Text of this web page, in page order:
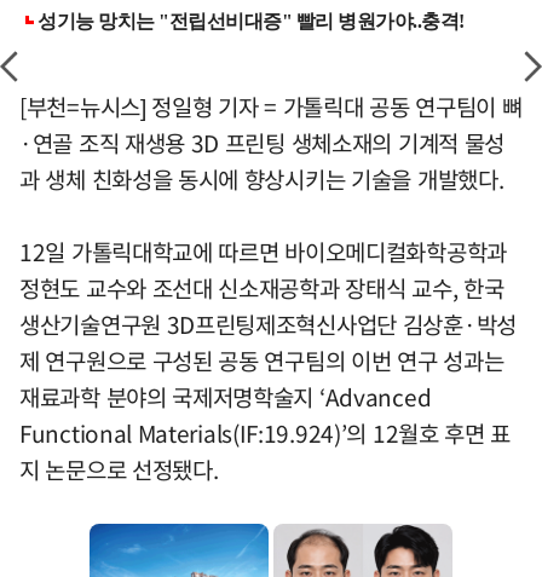
[부천=뉴시스] 정일형 기자 = 가톨릭대 공동 연구팀이 뼈
·연골 조직 재생용 3D 프린팅 생체소재의 기계적 물성
과 생체 친화성을 동시에 향상시키는 기술을 개발했다.
12일 가톨릭대학교에 따르면 바이오메디컬화학공학과
정현도 교수와 조선대 신소재공학과 장태식 교수, 한국
생산기술연구원 3D프린팅제조혁신사업단 김상훈·박성
제 연구원으로 구성된 공동 연구팀의 이번 연구 성과는
재료과학 분야의 국제저명학술지 ‘Advanced
Functional Materials(IF:19.924)’의 12월호 후면 표
지 논문으로 선정됐다.